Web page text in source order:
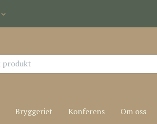
Bryggeriet Konferens Om oss